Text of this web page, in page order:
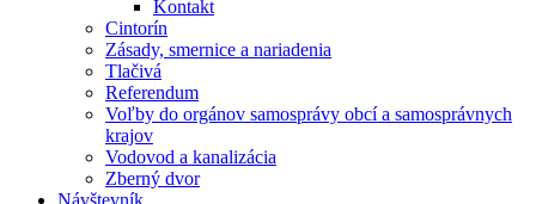
Kontakt
Cintorín
Zásady, smernice a nariadenia
Tlačivá
Referendum
Voľby do orgánov samosprávy obcí a samosprávnych
krajov
Vodovod a kanalizácia
Zberný dvor
Návštevník